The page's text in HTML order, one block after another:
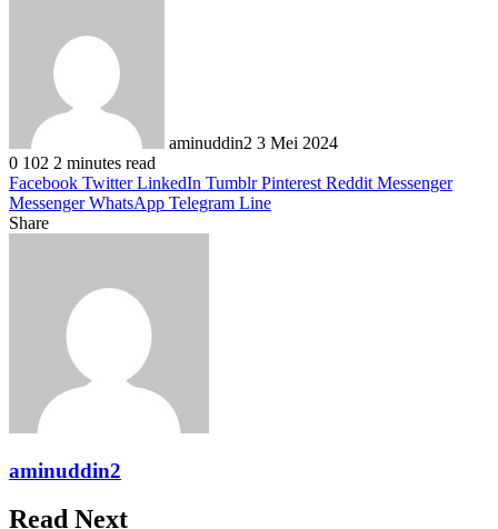
aminuddin2 3 Mei 2024
0 102 2 minutes read
Facebook Twitter LinkedIn Tumblr Pinterest Reddit Messenger
Messenger WhatsApp Telegram Line
Share
aminuddin2
Read Next